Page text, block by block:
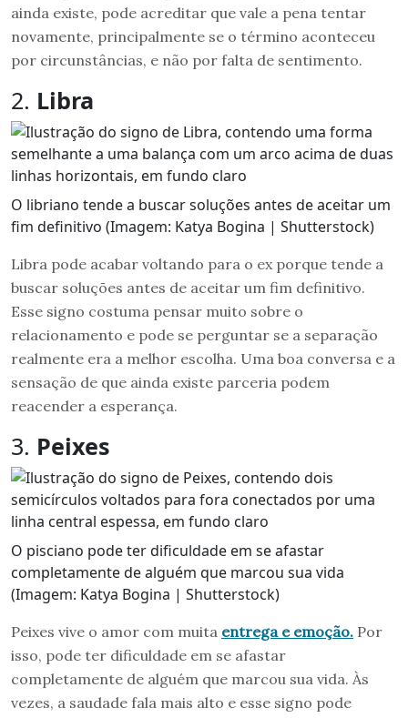
ainda existe, pode acreditar que vale a pena tentar
novamente, principalmente se o término aconteceu
por circunstâncias, e não por falta de sentimento.
2. Libra
O libriano tende a buscar soluções antes de aceitar um
fim definitivo (Imagem: Katya Bogina | Shutterstock)
Libra pode acabar voltando para o ex porque tende a
buscar soluções antes de aceitar um fim definitivo.
Esse signo costuma pensar muito sobre o
relacionamento e pode se perguntar se a separação
realmente era a melhor escolha. Uma boa conversa e a
sensação de que ainda existe parceria podem
reacender a esperança.
3. Peixes
O pisciano pode ter dificuldade em se afastar
completamente de alguém que marcou sua vida
(Imagem: Katya Bogina | Shutterstock)
Peixes vive o amor com muita entrega e emoção. Por
isso, pode ter dificuldade em se afastar
completamente de alguém que marcou sua vida. Às
vezes, a saudade fala mais alto e esse signo pode